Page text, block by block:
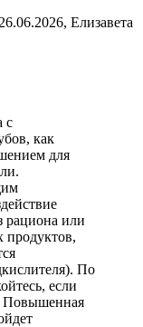
26.06.2026, Елизавета
с
как
для
рациона или
продуктов,
По
если
Повышенная